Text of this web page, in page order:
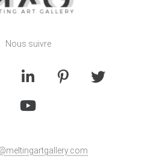
Nous suivre